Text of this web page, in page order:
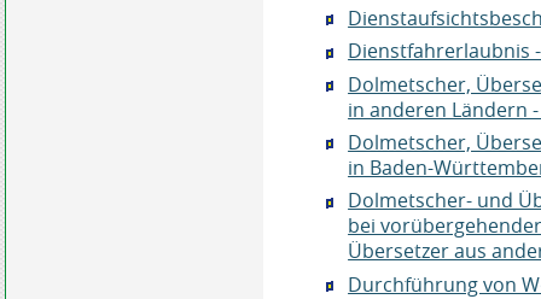
Dienstfahrerlaubnis
Dolmetscher,
in anderen Ländern
Dolmetscher,
in Baden-
Dolmetscher- und
bei
Übersetzer aus
Durchführung von